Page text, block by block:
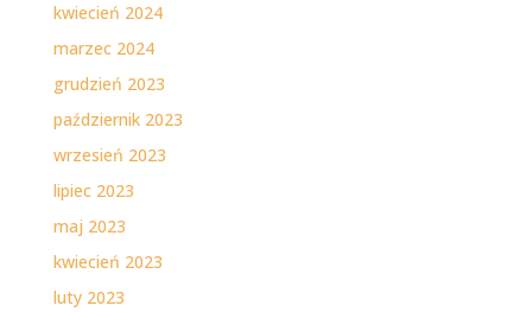
kwiecień 2024
marzec 2024
grudzień 2023
październik 2023
wrzesień 2023
lipiec 2023
maj 2023
kwiecień 2023
luty 2023